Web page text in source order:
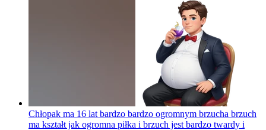
Chłopak ma 16 lat bardzo bardzo ogromnym brzucha brzuch
ma kształt jak ogromna piłka i brzuch jest bardzo twardy i